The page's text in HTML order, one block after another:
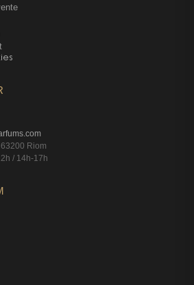
Riom
/ 14h-17h